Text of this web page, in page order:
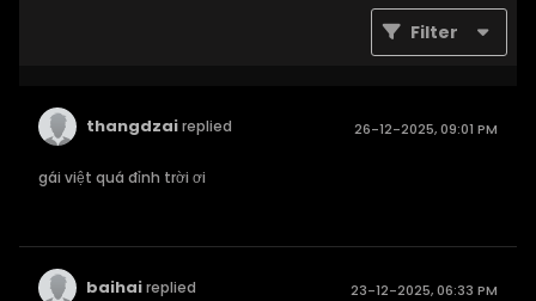
Filter
thangdzaireplied 26-12-2025, 09:01 PM
gái việt quá đỉnh trời ơi
baihaireplied 23-12-2025, 06:33 PM